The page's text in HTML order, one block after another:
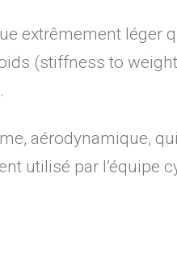
extrêmement léger
(stiffness to
aérodynamique,
utilisé par l’équipe